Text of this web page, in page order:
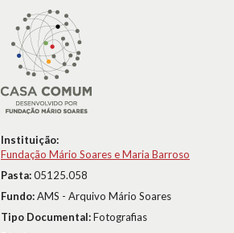
Instituição:
Fundação Mário Soares e Maria Barroso
Pasta:05125.058
Fundo:AMS - Arquivo Mário Soares
Tipo Documental:Fotografias